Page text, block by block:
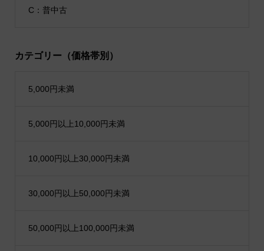
C：普中古
カテゴリー（価格帯別）
5,000円未満
5,000円以上10,000円未満
10,000円以上30,000円未満
30,000円以上50,000円未満
50,000円以上100,000円未満